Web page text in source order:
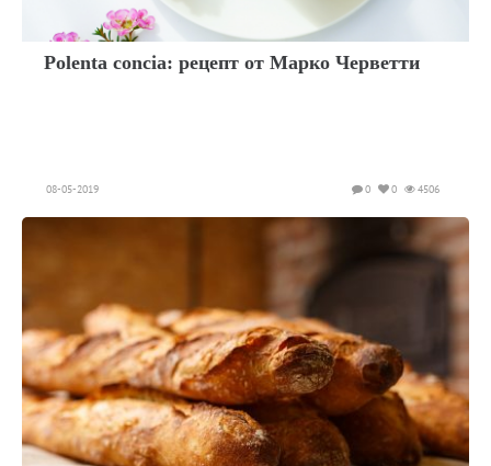
Polenta concia: рецепт от Марко Черветти
08-05-2019 4506
0
0